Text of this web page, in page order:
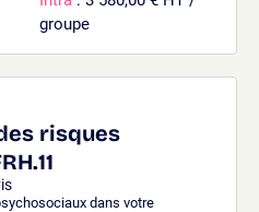
groupe
risques
dans votre